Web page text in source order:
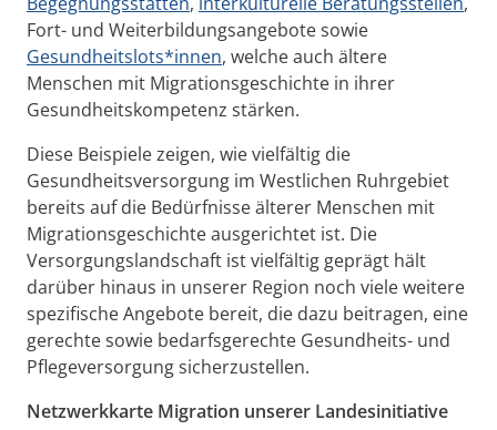
Fort- und Weiterbildungsangebote sowie
Gesundheitslots*innen, welche auch ältere
Menschen mit Migrationsgeschichte in ihrer
Gesundheitskompetenz stärken.
Diese Beispiele zeigen, wie vielfältig die
Gesundheitsversorgung im Westlichen Ruhrgebiet
bereits auf die Bedürfnisse älterer Menschen mit
Migrationsgeschichte ausgerichtet ist. Die
Versorgungslandschaft ist vielfältig geprägt hält
darüber hinaus in unserer Region noch viele weitere
spezifische Angebote bereit, die dazu beitragen, eine
gerechte sowie bedarfsgerechte Gesundheits- und
Pflegeversorgung sicherzustellen.
Netzwerkkarte Migration unserer Landesinitiative